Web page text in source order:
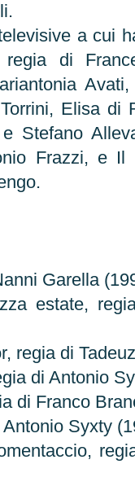
a cui
di
Elisa di
Stefano
Frazzi, e Il
Garella
estate,
regia di
di Antonio
di Franco
Syxty